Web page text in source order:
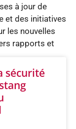
à jour de
et des initiatives
les nouvelles
rapports et
sécurité